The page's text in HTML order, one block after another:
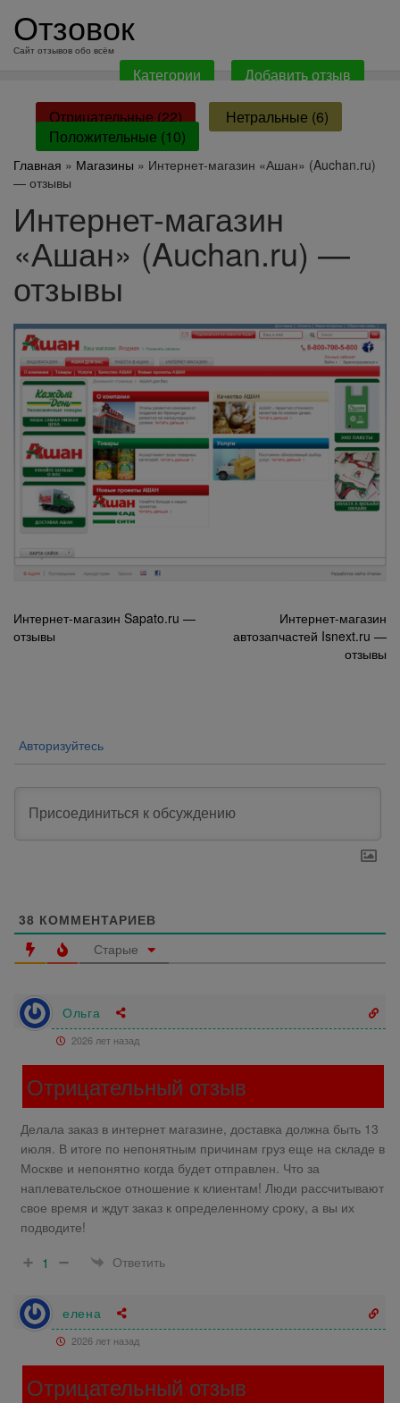
содержанию
Отзовок
Сайт отзывов обо всём
Категории Добавить отзыв
Отрицательные (22)
Нетральные (6)
Положительные (10)
Главная » Магазины » Интернет-магазин «Ашан» (Auchan.ru)
— отзывы
Интернет-магазин
«Ашан» (Auchan.ru) —
отзывы
Навигация
по
Интернет-магазин Sapato.ru —
отзывы
Интернет-магазин
автозапчастей Isnext.ru —
отзывы
Авторизуйтесь
38 КОММЕНТАРИЕВ
Старые
Ольга
2026 лет назад
Отрицательный отзыв
Делала заказ в интернет магазине, доставка должна быть 13
июля. В итоге по непонятным причинам груз еще на складе в
Москве и непонятно когда будет отправлен. Что за
наплевательское отношение к клиентам! Люди рассчитывают
свое время и ждут заказ к определенному сроку, а вы их
подводите!
1
Ответить
елена
2026 лет назад
Отрицательный отзыв